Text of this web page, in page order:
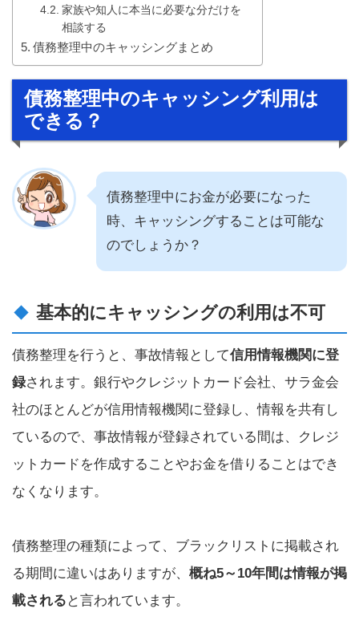
家族や知人に本当に必要な分だけを
相談する
債務整理中のキャッシングまとめ
債務整理中のキャッシング利用は
できる？
債務整理中にお金が必要になった
時、キャッシングすることは可能な
のでしょうか？
基本的にキャッシングの利用は不可
債務整理を行うと、事故情報として信用情報機関に登
録されます。銀行やクレジットカード会社、サラ金会
社のほとんどが信用情報機関に登録し、情報を共有し
ているので、事故情報が登録されている間は、クレジ
ットカードを作成することやお金を借りることはでき
なくなります。
債務整理の種類によって、ブラックリストに掲載され
る期間に違いはありますが、 概ね5～10年間は情報が掲
載される と言われています。